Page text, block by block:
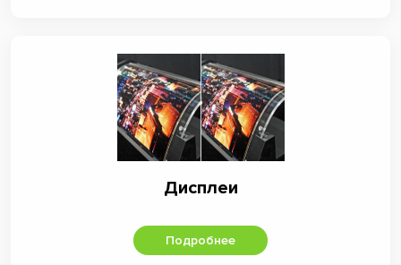
Дисплеи
Подробнее